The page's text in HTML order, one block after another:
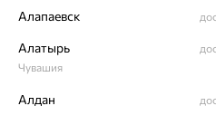
Вид изделия:
Металл:Золото
Цвет металла:
Проба:
Алапаевск
Алатырь
Чувашия
Алдан